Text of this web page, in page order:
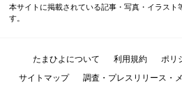
本サイトに掲載されている記事・写真・イラスト
す。
たまひよについて 利用規約 ポリ
サイトマップ
調査・プレスリリース・